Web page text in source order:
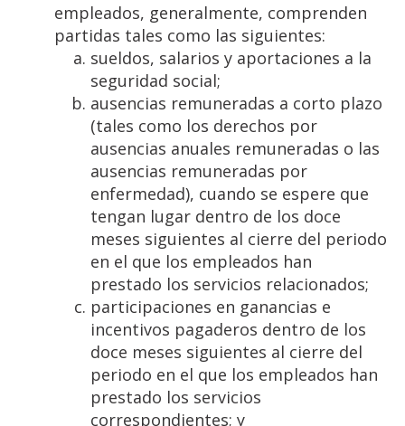
empleados, generalmente, comprenden
partidas tales como las siguientes:
sueldos, salarios y aportaciones a la
seguridad social;
ausencias remuneradas a corto plazo
(tales como los derechos por
ausencias anuales remuneradas o las
ausencias remuneradas por
enfermedad), cuando se espere que
tengan lugar dentro de los doce
meses siguientes al cierre del periodo
en el que los empleados han
prestado los servicios relacionados;
participaciones en ganancias e
incentivos pagaderos dentro de los
doce meses siguientes al cierre del
periodo en el que los empleados han
prestado los servicios
correspondientes; y